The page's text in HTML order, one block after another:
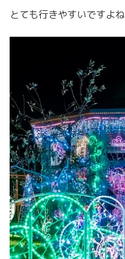
とても行きやすいですよね